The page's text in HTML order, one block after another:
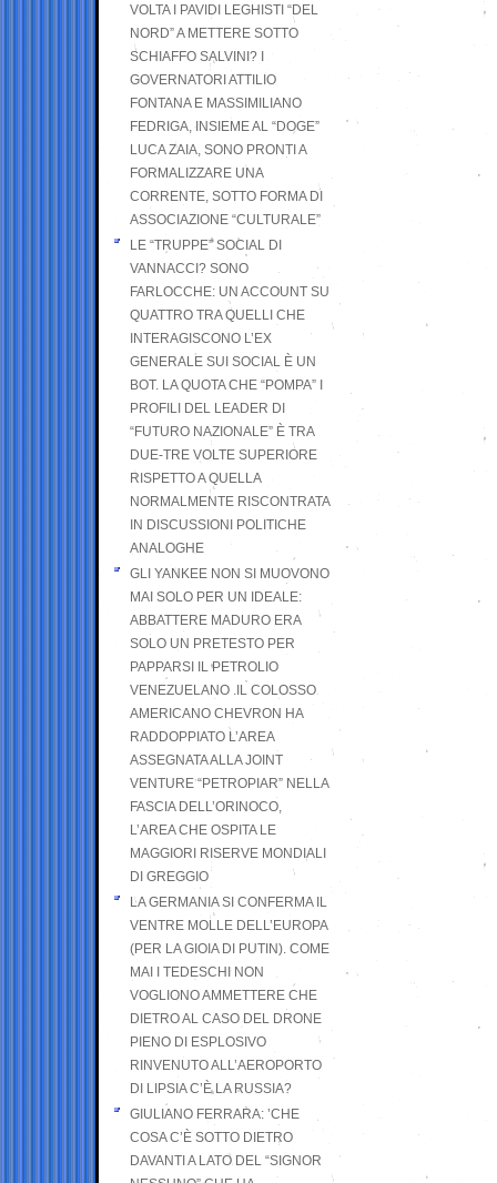
VOLTA I PAVIDI LEGHISTI “DEL
NORD” A METTERE SOTTO
SCHIAFFO SALVINI? I
GOVERNATORI ATTILIO
FONTANA E MASSIMILIANO
FEDRIGA, INSIEME AL “DOGE”
LUCA ZAIA, SONO PRONTI A
FORMALIZZARE UNA
CORRENTE, SOTTO FORMA DI
ASSOCIAZIONE “CULTURALE”
LE “TRUPPE” SOCIAL DI
VANNACCI? SONO
FARLOCCHE: UN ACCOUNT SU
QUATTRO TRA QUELLI CHE
INTERAGISCONO L’EX
GENERALE SUI SOCIAL È UN
BOT. LA QUOTA CHE “POMPA” I
PROFILI DEL LEADER DI
“FUTURO NAZIONALE” È TRA
DUE-TRE VOLTE SUPERIORE
RISPETTO A QUELLA
NORMALMENTE RISCONTRATA
IN DISCUSSIONI POLITICHE
ANALOGHE
GLI YANKEE NON SI MUOVONO
MAI SOLO PER UN IDEALE:
ABBATTERE MADURO ERA
SOLO UN PRETESTO PER
PAPPARSI IL PETROLIO
VENEZUELANO .IL COLOSSO
AMERICANO CHEVRON HA
RADDOPPIATO L’AREA
ASSEGNATA ALLA JOINT
VENTURE “PETROPIAR” NELLA
FASCIA DELL’ORINOCO,
L’AREA CHE OSPITA LE
MAGGIORI RISERVE MONDIALI
DI GREGGIO
LA GERMANIA SI CONFERMA IL
VENTRE MOLLE DELL’EUROPA
(PER LA GIOIA DI PUTIN). COME
MAI I TEDESCHI NON
VOGLIONO AMMETTERE CHE
DIETRO AL CASO DEL DRONE
PIENO DI ESPLOSIVO
RINVENUTO ALL’AEROPORTO
DI LIPSIA C’È LA RUSSIA?
GIULIANO FERRARA: ’CHE
COSA C’È SOTTO DIETRO
DAVANTI A LATO DEL “SIGNOR